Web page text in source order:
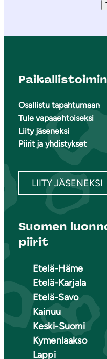
Osallistu tapahtumaan
Tule vapaaehtoiseksi
Liity jäseneksi
Piirit ja yhdistykset
LIITY JÄSENEKSI
Suomen
piirit
Etelä-Häme
Etelä-Karjala
Etelä-Savo
Kainuu
Keski-Suomi
Kymenlaakso
Lappi